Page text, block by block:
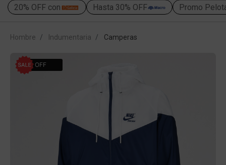
20% OFF con Hasta 30% OFF Promo
Hombre Indumentaria Camperas
30% OFF